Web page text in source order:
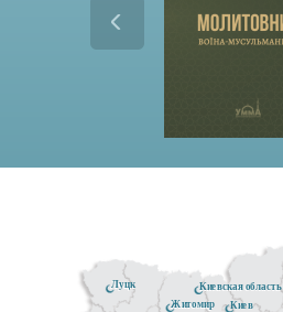
Киев
Киевская область
Житомир
Луцк